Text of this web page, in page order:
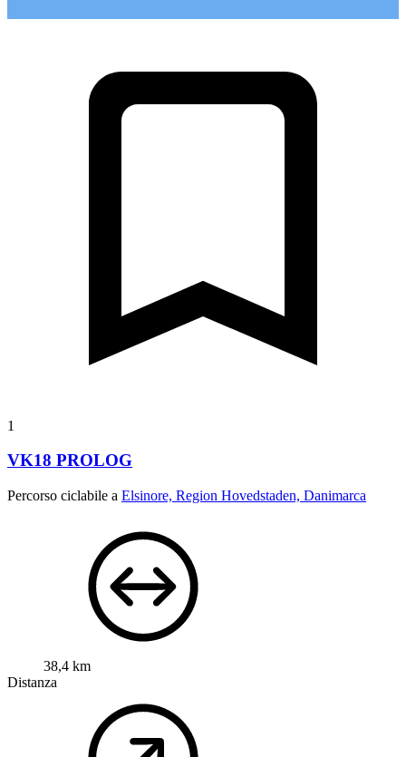
1
VK18 PROLOG
Percorso ciclabile a Elsinore, Region Hovedstaden, Danimarca
38,4 km
Distanza